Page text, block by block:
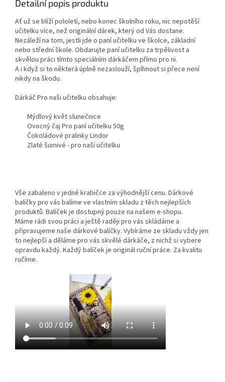
Detailní popis produktu
Ať už se blíží pololetí, nebo konec školního roku, nic nepotěší
učitelku více, než originální dárek, který od Vás dostane.
Nezáleží na tom, jestli jde o paní učitelku ve školce, základní
nebo střední škole. Obdarujte paní učitelku za trpělivost a
skvělou práci tímto speciálním dárkáčem přímo pro ni.
A i když si to některá úplně nezaslouží, šplhnout si přece není
nikdy na škodu.
Dárkáč Pro naši učitelku obsahuje:
Mýdlový květ slunečnice
Ovocný čaj Pro paní učitelku 50g
Čokoládové pralinky Lindor
Zlaté šumivé - pro naší učitelku
Vše zabaleno v jedné krabičce za výhodnější cenu. Dárkové
balíčky pro vás balíme ve vlastním skladu z těch nejlepších
produktů. Balíček je dostupný pouze na našem e-shopu.
Máme rádi svou práci a ještě raději pro vás skládáme a
připravujeme naše dárkové balíčky. Vybíráme ze skladu vždy jen
to nejlepší a děláme pro vás skvělé dárkáče, z nichž si vybere
opravdu každý. Každý balíček je originál ruční práce. Za kvalitu
ručíme.